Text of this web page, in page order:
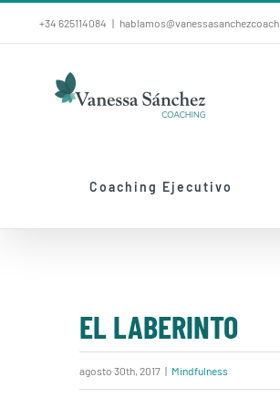
al
contenido
+34 625114084 |
Coaching Ejecutivo
EL LABERINTO
agosto 30th, 2017 | Mindfulness